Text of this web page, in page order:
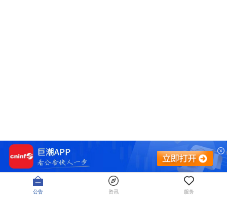
公告 资讯 服务